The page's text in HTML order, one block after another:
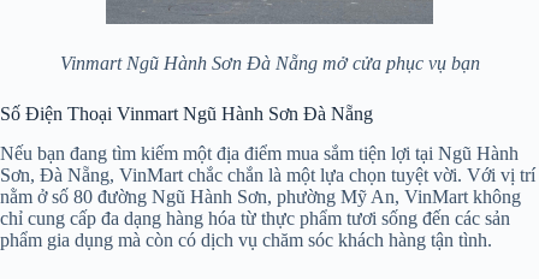
Vinmart Ngũ Hành Sơn Đà Nẵng mở cửa phục vụ bạn
Số Điện Thoại Vinmart Ngũ Hành Sơn Đà Nẵng
Nếu bạn đang tìm kiếm một địa điểm mua sắm tiện lợi tại Ngũ Hành
Sơn, Đà Nẵng, VinMart chắc chắn là một lựa chọn tuyệt vời. Với vị trí
nằm ở số 80 đường Ngũ Hành Sơn, phường Mỹ An, VinMart không
chỉ cung cấp đa dạng hàng hóa từ thực phẩm tươi sống đến các sản
phẩm gia dụng mà còn có dịch vụ chăm sóc khách hàng tận tình.